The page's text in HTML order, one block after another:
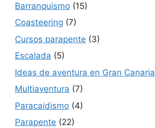
Barranquismo (15)
Coasteering (7)
Cursos parapente (3)
Escalada (5)
Ideas de aventura en Gran Canaria
Multiaventura (7)
Paracaidismo (4)
Parapente (22)